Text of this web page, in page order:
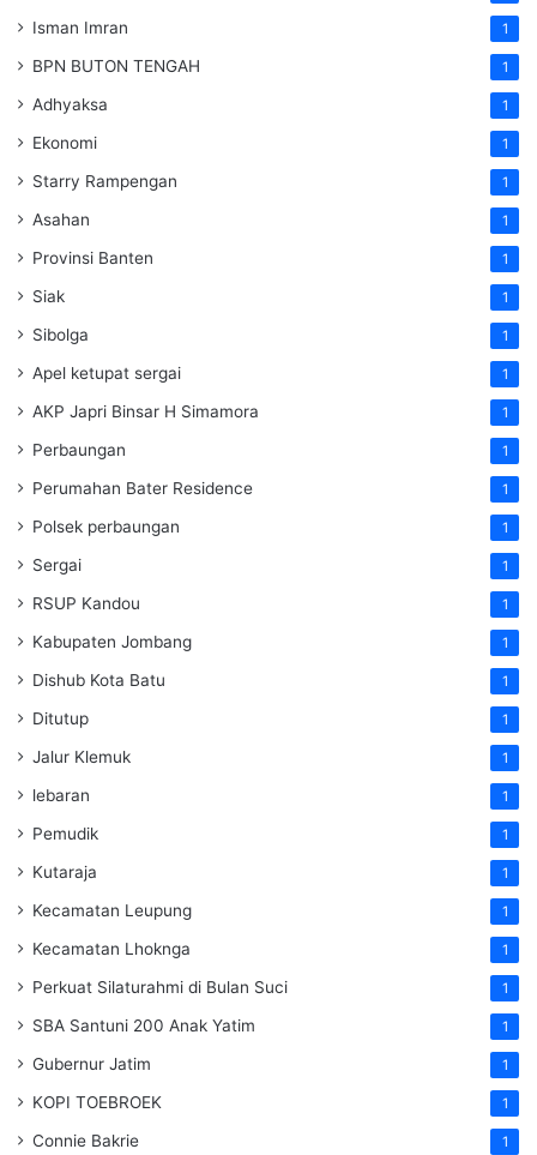
Isman Imran 1
BPN BUTON TENGAH 1
Adhyaksa 1
Ekonomi 1
Starry Rampengan 1
Asahan 1
Provinsi Banten 1
Siak 1
Sibolga 1
Apel ketupat sergai 1
AKP Japri Binsar H Simamora 1
Perbaungan 1
Perumahan Bater Residence 1
Polsek perbaungan 1
Sergai 1
RSUP Kandou 1
Kabupaten Jombang 1
Dishub Kota Batu 1
Ditutup 1
Jalur Klemuk 1
lebaran 1
Pemudik 1
Kutaraja 1
Kecamatan Leupung 1
Kecamatan Lhoknga 1
Perkuat Silaturahmi di Bulan Suci 1
SBA Santuni 200 Anak Yatim 1
Gubernur Jatim 1
KOPI TOEBROEK 1
Connie Bakrie 1